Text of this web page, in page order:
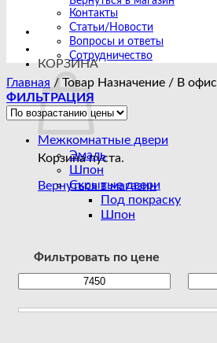
КОРЗИНА
Корзина пуста.
Вернуться в магазин
Контакты
Статьи/Новости
Вопросы и ответы
Сотрудничество
Главная / Товар Назначение / В офис
ФИЛЬТРАЦИЯ
Межкомнатные двери
Эмаль
Шпон
Скрытые двери
Под покраску
Шпон
Фильтровать по цене